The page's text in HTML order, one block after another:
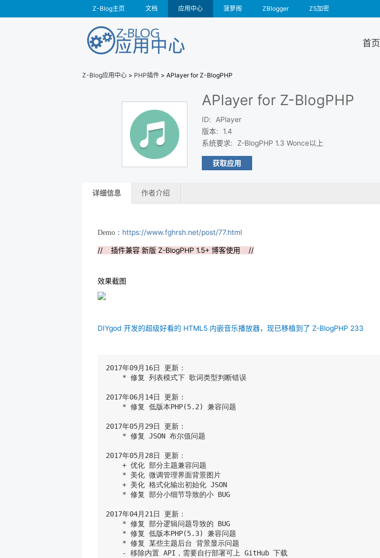
Z-Blog主页 文档 应用中心 菠萝阁 ZBlogger Z5加密
首页
Z-Blog应用中心 > PHP插件 > APlayer for Z-BlogPHP
APlayer for Z-BlogPHP
ID:
APlayer
版本:
1.4
系统要求: Z-BlogPHP 1.3 Wonce以上
获取应用
详细信息 作者介绍
Demo： https://www.fghrsh.net/post/77.html
// 插件兼容 新版 Z-BlogPHP 1.5+ 博客使用 //
效果截图
DIYgod 开发的超级好看的 HTML5 内嵌音乐播放器，现已移植到了 Z-BlogPHP 233
2017年09月16日 更新：
* 修复 列表模式下 歌词类型判断错误
2017年06月14日 更新：
* 修复 低版本PHP(5.2) 兼容问题
2017年05月29日 更新：
* 修复 JSON 布尔值问题
2017年05月28日 更新：
+ 优化 部分主题兼容问题
* 美化 微调管理界面背景图片
+ 美化 格式化输出初始化 JSON
* 修复 部分小细节导致的小 BUG
2017年04月21日 更新：
* 修复 部分逻辑问题导致的 BUG
* 修复 低版本PHP(5.3) 兼容问题
* 修复 某些主题后台 背景显示问题
- 移除内置 API，需要自行部署可上 GitHub 下载